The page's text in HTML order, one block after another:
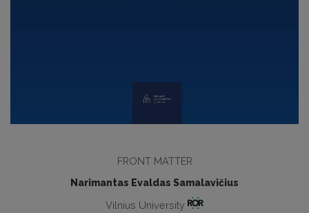
FRONT MATTER
Narimantas Evaldas Samalavičius
Vilnius University